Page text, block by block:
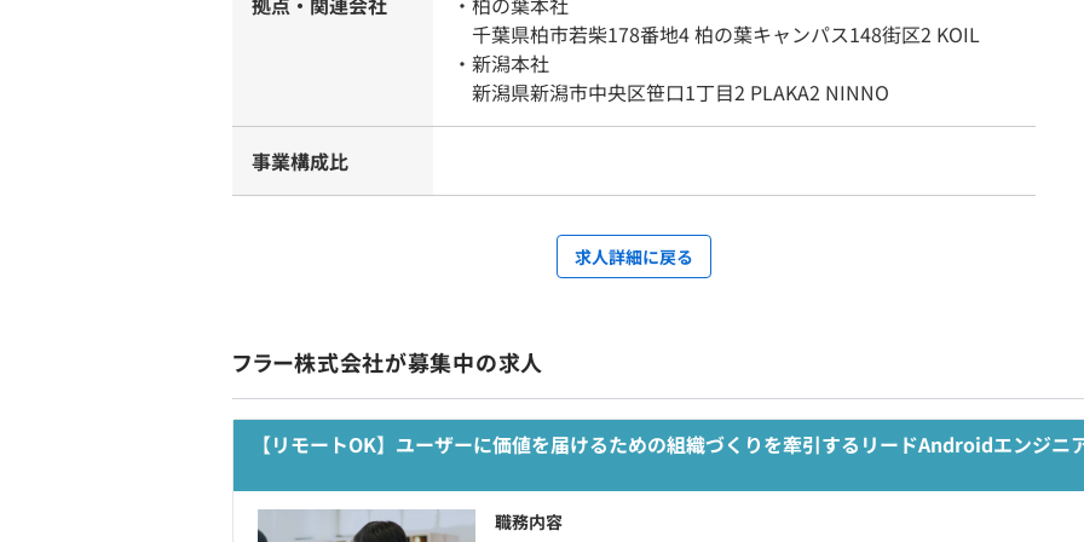
千葉県柏市若柴178番地4 柏の葉キャンパス148街区2 KOIL
・新潟本社
新潟県新潟市中央区笹口1丁目2 PLAKA2 NINNO
事業構成比
求人詳細に戻る
フラー株式会社が募集中の求人
【リモートOK】ユーザーに価値を届けるための組織づくりを牽引するリードAndroidエンジニ
職務内容